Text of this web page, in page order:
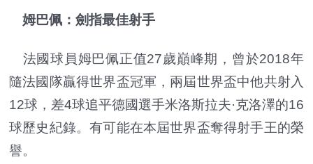
姆巴佩：劍指最佳射手
法國球員姆巴佩正值27歲巔峰期，曾於2018年
隨法國隊贏得世界盃冠軍，兩屆世界盃中他共射入
12球，差4球追平德國選手米洛斯拉夫·克洛澤的16
球歷史紀錄。有可能在本屆世界盃奪得射手王的榮
譽。